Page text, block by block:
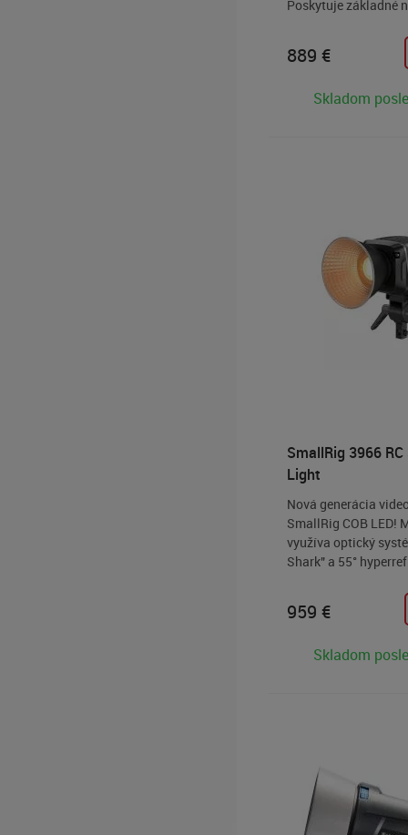
Poskytuje základné
na posun tvorby
obsahu na vyššiu
889 €
Skladom
SmallRig 3966
Light
Nová generácia
SmallRig COB LED!
využíva optický
Shark" a 55°
s reflektorom)!
vyznačuje vysokou
napájacím
959 €
Skladom